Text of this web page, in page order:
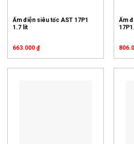
Ấm điện siêu tốc AST 17P1
1.7 lít
663.000 ₫
Ấm